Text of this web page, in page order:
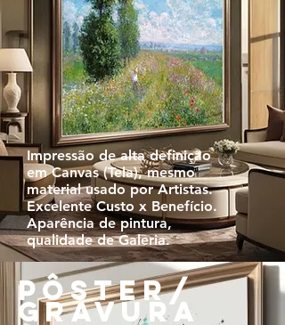
Impressão de alta definição
em Canvas (Tela), mesmo
material usado por Artistas.
Excelente Custo x Benefício.
Aparência de pintura,
qualidade de Galeria.
PôSTER/
GRAVURA